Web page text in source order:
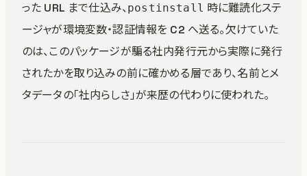
った URL まで仕込み、postinstall 時に難読化ステ
ージャが環境変数・認証情報を C2 へ送る。欠けていた
のは、このパッケージが騙る社内発行元から実際に発行
されたかを取り込みの前に確かめる層であり、名前とメ
タデータの「社内らしさ」が来歴の代わりに使われた。